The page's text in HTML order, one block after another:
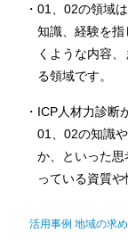
01、02の領域
知識、経験を
くような内容
る領域です。
ICP人材力診断
01、02の知識
か、といった
っている資質や
活用事例 地域の求